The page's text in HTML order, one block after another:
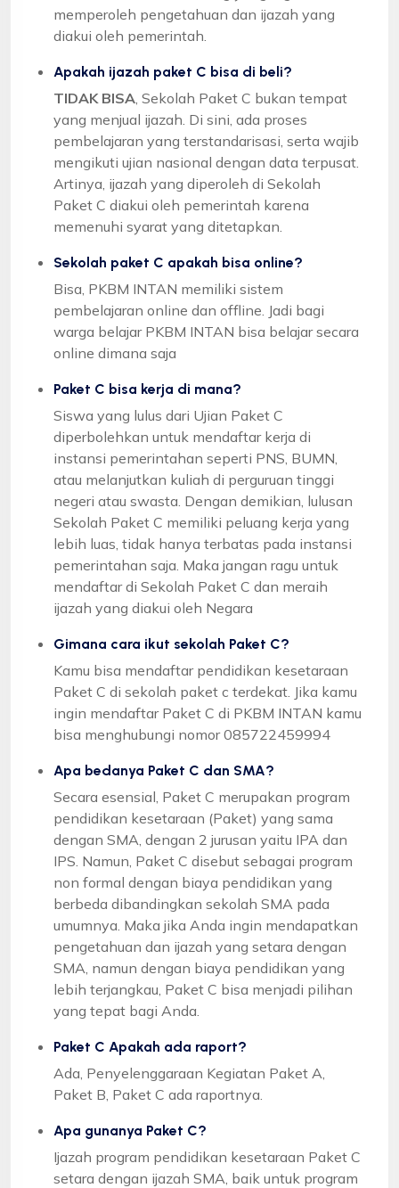
memperoleh pengetahuan dan ijazah yang
diakui oleh pemerintah.
Apakah ijazah paket C bisa di beli?
TIDAK BISA , Sekolah Paket C bukan tempat
yang menjual ijazah. Di sini, ada proses
pembelajaran yang terstandarisasi, serta wajib
mengikuti ujian nasional dengan data terpusat.
Artinya, ijazah yang diperoleh di Sekolah
Paket C diakui oleh pemerintah karena
memenuhi syarat yang ditetapkan.
Sekolah paket C apakah bisa online?
Bisa, PKBM INTAN memiliki sistem
pembelajaran online dan offline. Jadi bagi
warga belajar PKBM INTAN bisa belajar secara
online dimana saja
Paket C bisa kerja di mana?
Siswa yang lulus dari Ujian Paket C
diperbolehkan untuk mendaftar kerja di
instansi pemerintahan seperti PNS, BUMN,
atau melanjutkan kuliah di perguruan tinggi
negeri atau swasta. Dengan demikian, lulusan
Sekolah Paket C memiliki peluang kerja yang
lebih luas, tidak hanya terbatas pada instansi
pemerintahan saja. Maka jangan ragu untuk
mendaftar di Sekolah Paket C dan meraih
ijazah yang diakui oleh Negara
Gimana cara ikut sekolah Paket C?
Kamu bisa mendaftar pendidikan kesetaraan
Paket C di sekolah paket c terdekat. Jika kamu
ingin mendaftar Paket C di PKBM INTAN kamu
bisa menghubungi nomor 085722459994
Apa bedanya Paket C dan SMA?
Secara esensial, Paket C merupakan program
pendidikan kesetaraan (Paket) yang sama
dengan SMA, dengan 2 jurusan yaitu IPA dan
IPS. Namun, Paket C disebut sebagai program
non formal dengan biaya pendidikan yang
berbeda dibandingkan sekolah SMA pada
umumnya. Maka jika Anda ingin mendapatkan
pengetahuan dan ijazah yang setara dengan
SMA, namun dengan biaya pendidikan yang
lebih terjangkau, Paket C bisa menjadi pilihan
yang tepat bagi Anda.
Paket C Apakah ada raport?
Ada, Penyelenggaraan Kegiatan Paket A,
Paket B, Paket C ada raportnya.
Apa gunanya Paket C?
Ijazah program pendidikan kesetaraan Paket C
setara dengan ijazah SMA, baik untuk program